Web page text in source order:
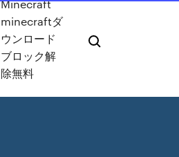
Minecraft
minecraftダ
ウンロード
ブロック解
除無料